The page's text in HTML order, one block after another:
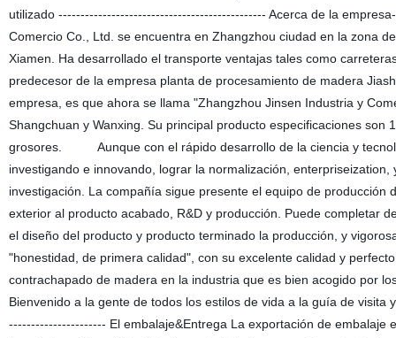
utilizado ----------------------------------------------- Acerca de la
Comercio Co., Ltd. se encuentra en Zhangzhou ciudad en la zona
Xiamen. Ha desarrollado el transporte ventajas tales como
predecesor de la empresa planta de procesamiento de madera
empresa, es que ahora se llama "Zhangzhou Jinsen Industria y
Shangchuan y Wanxing. Su principal producto especificaciones
grosores. Aunque con el rápido desarrollo de la ciencia y
investigando e innovando, lograr la normalización,
investigación. La compañía sigue presente el equipo de
exterior al producto acabado, R&D y producción. Puede completar
el diseño del producto y producto terminado la producción, y
"honestidad, de primera calidad", con su excelente calidad y
contrachapado de madera en la industria que es bien acogido
Bienvenido a la gente de todos los estilos de vida a la guía de
---------------------- El embalaje&Entrega La exportación de embalaje